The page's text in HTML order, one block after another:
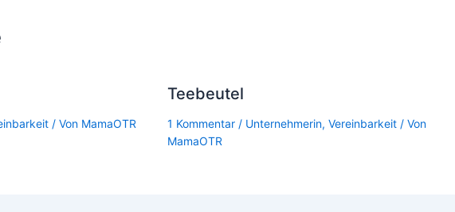
/ Von MamaOTR
Teebeutel
1 Kommentar / Unternehmerin, Vereinbarkeit/ Von
MamaOTR